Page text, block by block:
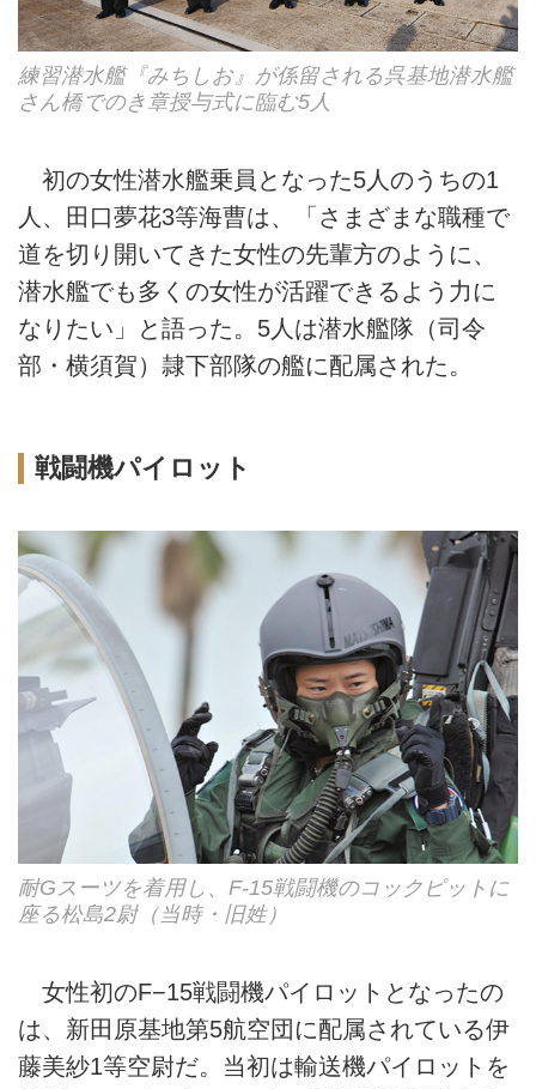
練習潜水艦『みちしお』が係留される呉基地潜水艦
さん橋でのき章授与式に臨む5人
初の女性潜水艦乗員となった5人のうちの1
人、田口夢花3等海曹は、「さまざまな職種で
道を切り開いてきた女性の先輩方のように、
潜水艦でも多くの女性が活躍できるよう力に
なりたい」と語った。5人は潜水艦隊（司令
部・横須賀）隷下部隊の艦に配属された。
戦闘機パイロット
耐Gスーツを着用し、F-15戦闘機のコックピットに
座る松島2尉（当時・旧姓）
女性初のF−15戦闘機パイロットとなったの
は、新田原基地第5航空団に配属されている伊
藤美紗1等空尉だ。当初は輸送機パイロットを